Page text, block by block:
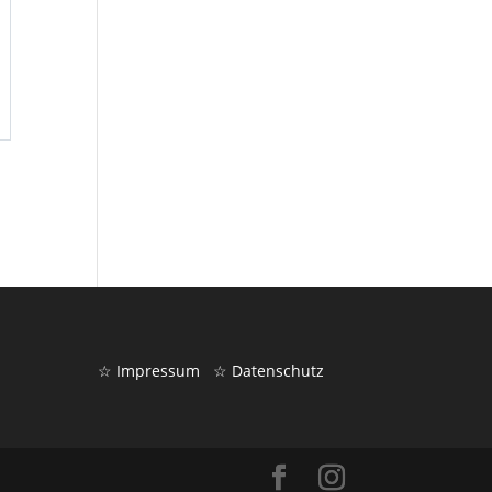
☆ Impressum ☆ Datenschutz